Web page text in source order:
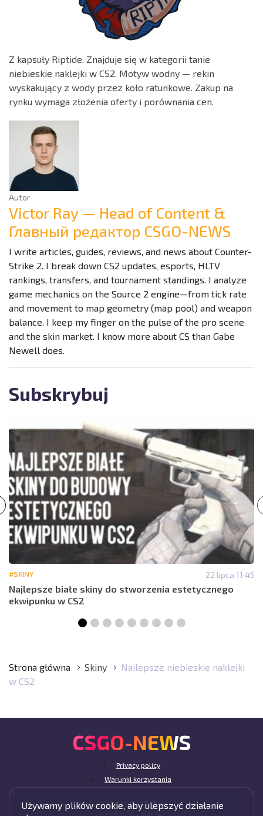
Z kapsuły Riptide. Znajduje się w kategorii tanie
niebieskie naklejki w CS2. Motyw wodny — rekin
wyskakujący z wody przez koło ratunkowe. Zakup na
rynku wymaga złożenia oferty i porównania cen.
Autor
Victor Ray — Head of Content &
Главный редактор CSGO-NEWS
I write articles, guides, reviews, and news about Counter-
Strike 2. I break down CS2 updates, esports, HLTV
rankings, transfers, and tournament standings. I analyze
game mechanics on the Source 2 engine—from tick rate
and movement to map geometry (map pool) and weapon
balance. I keep my finger on the pulse of the pro scene
and the skin market. I know more about CS than Gabe
Newell does.
Subskrybuj
#SKINY 22 lipca 11:45
Najlepsze białe skiny do stworzenia estetycznego
ekwipunku w CS2
Strona główna Skiny
Najlepsze niebieskie naklejki
w CS2
CSGO-NEWS
Privacy policy
Warunki korzystania
Operated by BLOOM DIRECT LLC
Używamy plików cookie, aby ulepszyć działanie